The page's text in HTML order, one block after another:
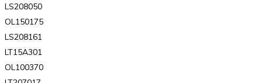
LS208050
OL150175
LS208161
LT15A301
OL100370